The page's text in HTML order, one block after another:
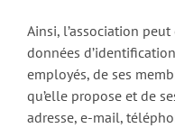
Ainsi, l’association
données
employés, de ses
qu’elle propose et de
adresse, e-mail,